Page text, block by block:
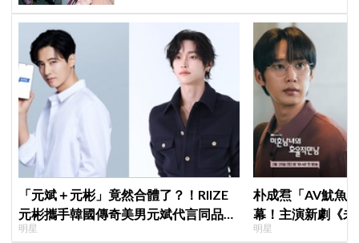
「元斌＋元彬」竟然合體了？！RIIZE
元彬攜手韓國傳奇美男元斌代言同品
牌，韓網瘋喊：兩個帥哥來了！
明星
朴成焄「AV魷魚
幕！主演新劇《
首度談復出心情
明星